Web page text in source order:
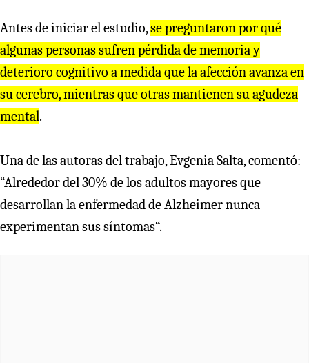
Antes de iniciar el estudio,se preguntaron por qué
algunas personas sufren pérdida de memoria y
deterioro cognitivo a medida que la afección avanza en
su cerebro, mientras que otras mantienen su agudeza
mental.
Una de las autoras del trabajo, Evgenia Salta, comentó:
“Alrededor del 30% de los adultos mayores que
desarrollan la enfermedad de Alzheimer nunca
experimentan sus síntomas“.